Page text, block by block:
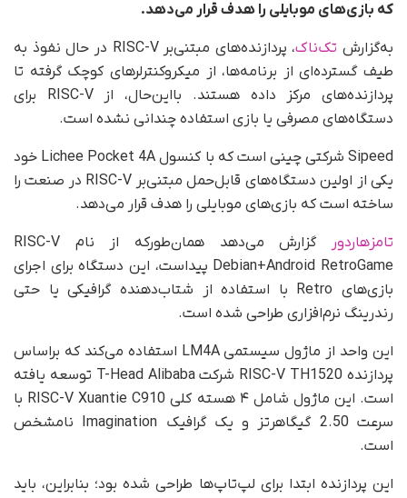
که بازی‌های موبایلی را هدف قرار می‌دهد.
به‌گزارش تک‌ناک
، پردازنده‌های مبتنی‌بر RISC-V در حال نفوذ به
طیف گسترده‌ای از برنامه‌ها، از میکروکنترلرهای کوچک گرفته تا
پردازنده‌های مرکز داده هستند. بااین‌حال، از RISC-V برای
دستگاه‌های مصرفی یا بازی استفاده چندانی نشده است.
Sipeed شرکتی چینی است که با کنسول Lichee Pocket 4A خود
یکی از اولین دستگاه‌های قابل‌حمل مبتنی‌بر RISC-V در صنعت را
ساخته است که بازی‌های موبایلی را هدف قرار می‌دهد.
تامزهاردور
گزارش می‌دهد همان‌طور‌که از نام RISC-V
Debian+Android RetroGame پیداست، این دستگاه برای اجرای
بازی‌های Retro با استفاده از شتاب‌دهنده گرافیکی یا حتی
رندرینگ نرم‌افزاری طراحی شده است.
این واحد از ماژول سیستمی LM4A استفاده می‌کند که بر‌اساس
پردازنده RISC-V TH1520 شرکت T-Head Alibaba توسعه یافته
است. این ماژول شامل ۴ هسته کلی RISC-V Xuantie C910 با
سرعت 2.50 گیگاهرتز و یک گرافیک Imagination نامشخص
است.
این پردازنده ابتدا برای لپ‌تاپ‌ها طراحی شده بود؛ بنابراین، باید